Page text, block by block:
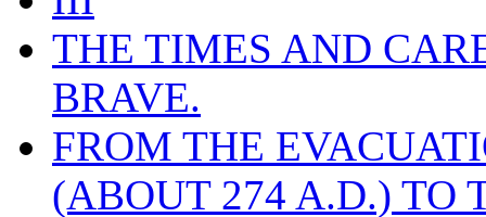
THE TIMES AND
BRAVE.
FROM THE
(ABOUT 274 A.D.) TO